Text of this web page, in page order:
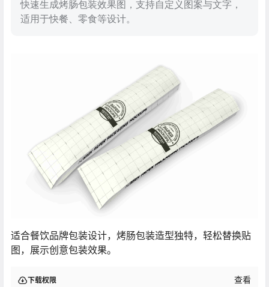
快速生成烤肠包装效果图，支持自定义图案与文字，
适用于快餐、零食等设计。
适合餐饮品牌包装设计，烤肠包装造型独特，轻松替换贴
图，展示创意包装效果。
下载权限 查看